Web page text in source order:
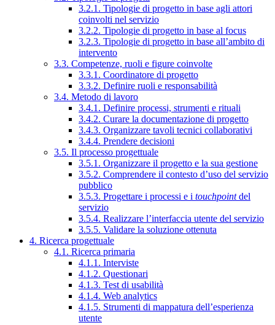
3.2.1. Tipologie di progetto in base agli attori
coinvolti nel servizio
3.2.2. Tipologie di progetto in base al focus
3.2.3. Tipologie di progetto in base all’ambito di
intervento
3.3. Competenze, ruoli e figure coinvolte
3.3.1. Coordinatore di progetto
3.3.2. Definire ruoli e responsabilità
3.4. Metodo di lavoro
3.4.1. Definire processi, strumenti e rituali
3.4.2. Curare la documentazione di progetto
3.4.3. Organizzare tavoli tecnici collaborativi
3.4.4. Prendere decisioni
3.5. Il processo progettuale
3.5.1. Organizzare il progetto e la sua gestione
3.5.2. Comprendere il contesto d’uso del servizio
pubblico
3.5.3. Progettare i processi e i touchpointdel
servizio
3.5.4. Realizzare l’interfaccia utente del servizio
3.5.5. Validare la soluzione ottenuta
4. Ricerca progettuale
4.1. Ricerca primaria
4.1.1. Interviste
4.1.2. Questionari
4.1.3. Test di usabilità
4.1.4. Web analytics
4.1.5. Strumenti di mappatura dell’esperienza
utente